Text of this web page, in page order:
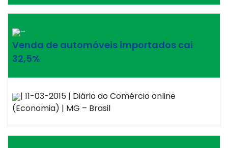
–
Venda de automóveis importados cai
32,5%
| 11-03-2015 | Diário do Comércio online
(Economia) | MG – Brasil